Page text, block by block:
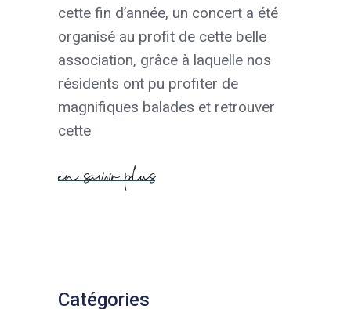
cette fin d’année, un concert a été
organisé au profit de cette belle
association, grâce à laquelle nos
résidents ont pu profiter de
magnifiques balades et retrouver
cette
en savoir plus
Catégories